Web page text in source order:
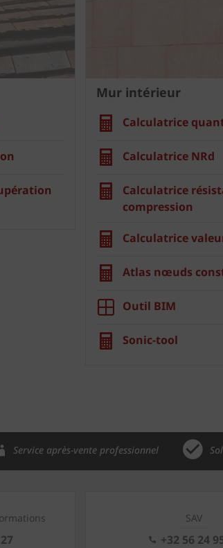
Mur intérieur
Calculatrice
Calculatrice NRd
Calculatrice
compression
Calculatrice
Atlas nœuds
Outil BIM
Sonic-tool
Service après-vente professionnel
SAV
+32 56 24